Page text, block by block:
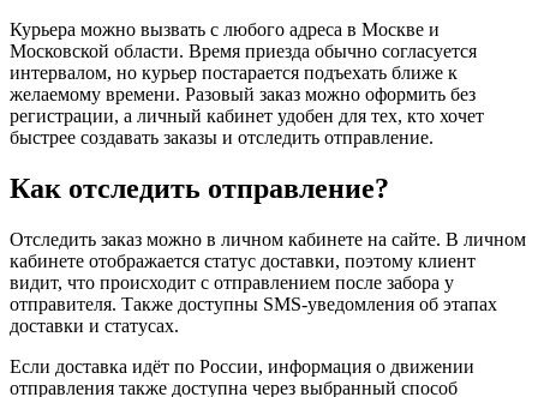
Курьера можно вызвать с любого адреса в Москве и
Московской области. Время приезда обычно согласуется
интервалом, но курьер постарается подъехать ближе к
желаемому времени. Разовый заказ можно оформить без
регистрации, а личный кабинет удобен для тех, кто хочет
быстрее создавать заказы и отследить отправление.
Как отследить отправление?
Отследить заказ можно в личном кабинете на сайте. В личном
кабинете отображается статус доставки, поэтому клиент
видит, что происходит с отправлением после забора у
отправителя. Также доступны SMS-уведомления об этапах
доставки и статусах.
Если доставка идёт по России, информация о движении
отправления также доступна через выбранный способ